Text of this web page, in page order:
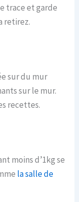
trace et garde
retirez.
sur du mur
sur le mur.
recettes.
moins d’1kg se
la salle de